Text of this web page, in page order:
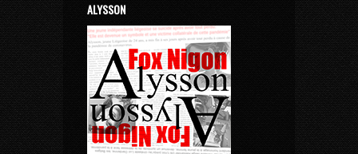
ALYSSON